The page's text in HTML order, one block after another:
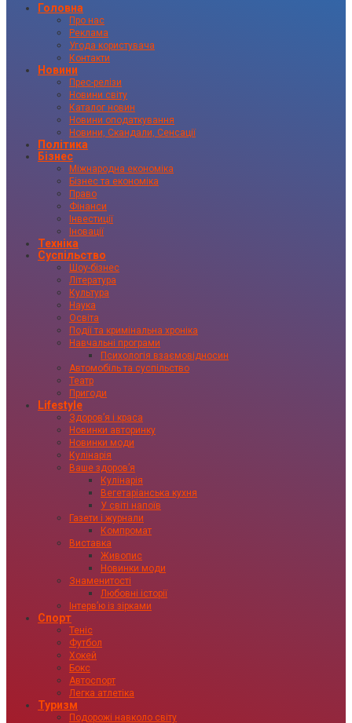
Головна
Про нас
Реклама
Угода користувача
Контакти
Новини
Прес-релізи
Новини світу
Каталог новин
Новини оподаткування
Новини, Скандали, Сенсації
Політика
Бізнес
Міжнародна економіка
Бізнес та економіка
Право
Фінанси
Інвестиції
Іновації
Техніка
Суспільство
Шоу-бізнес
Література
Культура
Наука
Освіта
Події та кримінальна хроніка
Навчальні програми
Психологія взаємовідносин
Автомобіль та суспільство
Театр
Пригоди
Lifestyle
Здоровʼя і краса
Новинки авторинку
Новинки моди
Кулінарія
Ваше здоровʼя
Кулінарія
Вегетаріанська кухня
У світі напоїв
Газети і журнали
Компромат
Виставка
Живопис
Новинки моди
Знаменитості
Любовні історії
Інтервʼю із зірками
Спорт
Теніс
Футбол
Хокей
Бокс
Автоспорт
Легка атлетіка
Туризм
Подорожі навколо світу